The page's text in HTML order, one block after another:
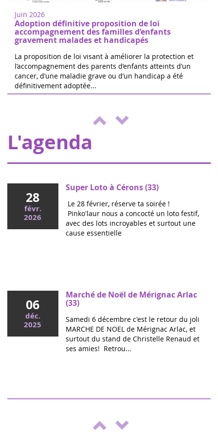
Juin 2026
Adoption définitive proposition de loi
accompagnement des familles d’enfants
gravement malades et handicapés
La proposition de loi visant à améliorer la protection et
l’accompagnement des parents d’enfants atteints d’un
cancer, d’une maladie grave ou d’un handicap a été
définitivement adoptée...
Ce mercredi, le député Vincent Thiébaut organisait avec
Grandir Sans Cancer et Eva pour la vie le colloque "Dons
de vie et lutte contre les cancers, maladies graves et
handicaps de l'enfant" à l'...
L'agenda
2022
Paris.Inscription gratuite sur place. ...
04
Les 24h de Boissy le Cutté
L'équipe de Running Pour L'espoir
d'animations au profit d'Eva pour la vie et
de l'ENVOL, pour soutenir les enfants m...
28
févr.
2026
Super Loto à Cérons (33)
Le 28 février, réserve ta soirée !
Pinko'laur nous a concocté un loto festif,
avec des lots incroyables et surtout une
cause essentielle
06
déc.
2025
Marché de Noël de Mérignac Arlac
(33)
Samedi 6 décembre c'est le retour du joli
MARCHE DE NOEL de Mérignac Arlac, et
surtout du stand de Christelle Renaud et
ses amies! Retrou...
Spectacle "Boulgui" à Lhuis (Ain)
Pour la troisième année, Lhui's Club
soutient la campagne de lutte contre le